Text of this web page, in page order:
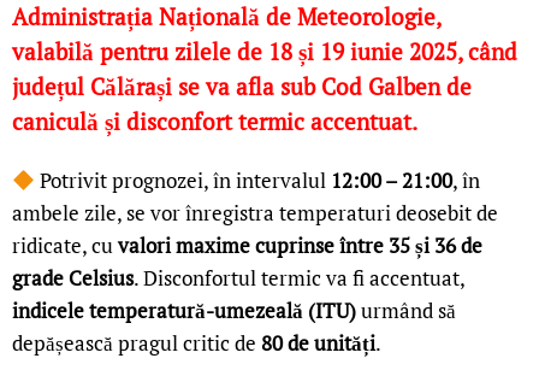
Administrația Națională de Meteorologie,
valabilă pentru zilele de 18 și 19 iunie 2025, când
județul Călărași se va afla sub Cod Galben de
caniculă și disconfort termic accentuat.
Potrivit prognozei, în intervalul 12:00 – 21:00, în
ambele zile, se vor înregistra temperaturi deosebit de
ridicate, cuvalori maxime cuprinse între 35 și 36 de
grade Celsius. Disconfortul termic va fi accentuat,
indicele temperatură-umezeală (ITU)urmând să
depășească pragul critic de 80 de unități.